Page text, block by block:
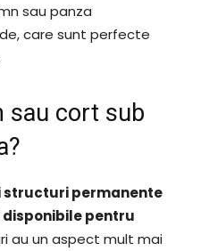
sau panza
care sunt perfecte
sau cort sub
structuri permanente
pentru
au un aspect mult mai